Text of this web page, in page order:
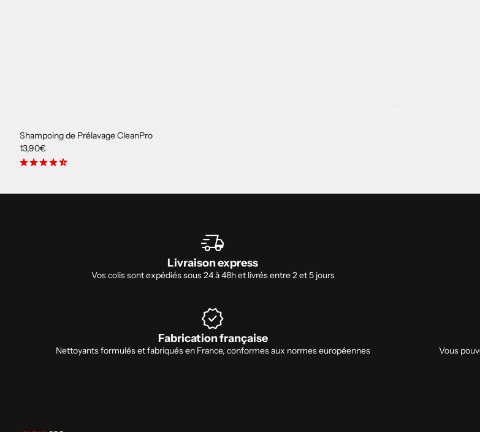
Shampoing de Prélavage CleanPro
13,90€
star_ratestar_ratestar_ratestar_ratestar_rate_half
delivery_truck_speed
Livraison express
Vos colis sont expédiés sous 24 à 48h et livrés entre 2 et 5 jours
verified
Fabrication française
Nettoyants formulés et fabriqués en France, conformes aux normes européennes Vous